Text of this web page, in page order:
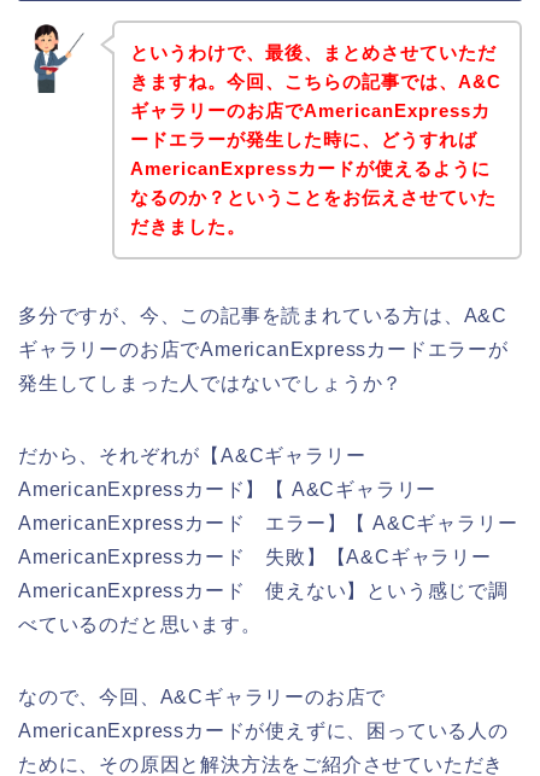
というわけで、最後、まとめさせていただ
きますね。今回、こちらの記事では、A&C
ギャラリーのお店でAmericanExpressカ
ードエラーが発生した時に、どうすれば
AmericanExpressカードが使えるように
なるのか？ということをお伝えさせていた
だきました。
多分ですが、今、この記事を読まれている方は、A&C
ギャラリーのお店でAmericanExpressカードエラーが
発生してしまった人ではないでしょうか？
だから、それぞれが【A&Cギャラリー
AmericanExpressカード】【 A&Cギャラリー
AmericanExpressカード エラー】【 A&Cギャラリー
AmericanExpressカード 失敗】【A&Cギャラリー
AmericanExpressカード 使えない】という感じで調
べているのだと思います。
なので、今回、A&Cギャラリーのお店で
AmericanExpressカードが使えずに、困っている人の
ために、その原因と解決方法をご紹介させていただき